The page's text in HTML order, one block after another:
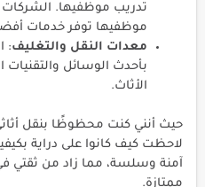
تدريب موظفيها. الشركات
موظفيها توفر خدمات
معدات النقل والتغليف:
بأحدث الوسائل
الأثاث.
حيث أنني كنت محظوظًا بنقل
لاحظت كيف كانوا على دراية
آمنة وسلسة، مما زاد من ثقتي
ممتازة.